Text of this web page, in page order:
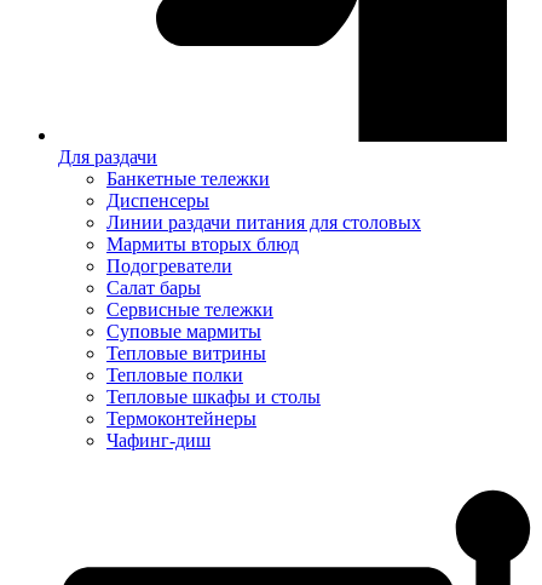
Для раздачи
Банкетные тележки
Диспенсеры
Линии раздачи питания для столовых
Мармиты вторых блюд
Подогреватели
Салат бары
Сервисные тележки
Суповые мармиты
Тепловые витрины
Тепловые полки
Тепловые шкафы и столы
Термоконтейнеры
Чафинг-диш